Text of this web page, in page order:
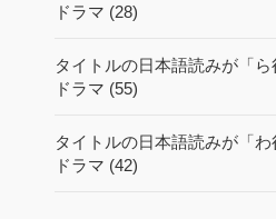
ドラマ (28)
タイトルの日本語読みが「
ドラマ (55)
タイトルの日本語読みが「
ドラマ (42)